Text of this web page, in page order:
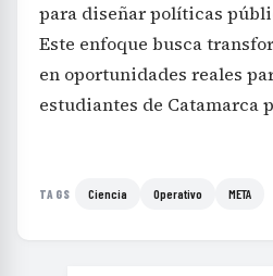
para diseñar políticas
Este enfoque busca
en oportunidades reales
estudiantes de Catamarca
TAGS Ciencia Operativo META